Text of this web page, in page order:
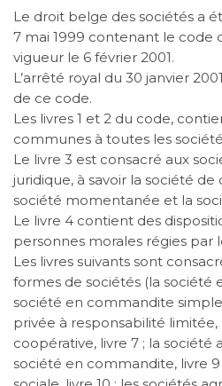
Le droit belge des sociétés a
7 mai 1999 contenant le code
vigueur le 6 février 2001.
L’arrêté royal du 30 janvier
de ce code.
Les livres 1 et 2 du code,
communes à toutes les
Le livre 3 est consacré aux
juridique, à savoir la société
société momentanée et la
Le livre 4 contient des
personnes morales régies par
Les livres suivants sont
formes de sociétés (la société
société en commandite
privée à responsabilité limitée,
coopérative, livre 7 ; la société
société en commandite, livre 9